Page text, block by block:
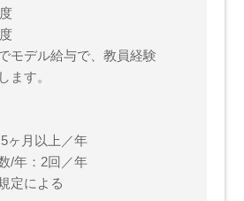
モデル給与で、教員経験
ます。
ヶ月以上／年
/年：2回／年
定による